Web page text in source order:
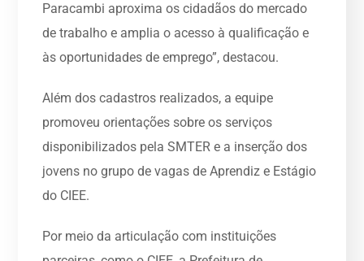
Paracambi aproxima os cidadãos do mercado
de trabalho e amplia o acesso à qualificação e
às oportunidades de emprego”, destacou.
Além dos cadastros realizados, a equipe
promoveu orientações sobre os serviços
disponibilizados pela SMTER e a inserção dos
jovens no grupo de vagas de Aprendiz e Estágio
do CIEE.
Por meio da articulação com instituições